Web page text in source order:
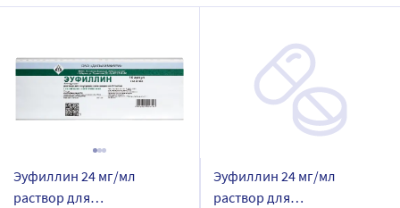
Эуфиллин 24 мг/мл
раствор для
Эуфиллин 24 мг/мл
раствор для